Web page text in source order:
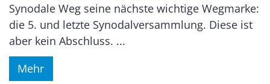
Synodale Weg seine nächste wichtige Wegmarke:
die 5. und letzte Synodalversammlung. Diese ist
aber kein Abschluss. ...
Mehr